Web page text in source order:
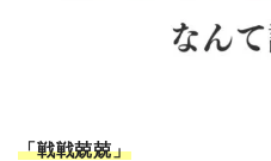
「戦戦兢兢」